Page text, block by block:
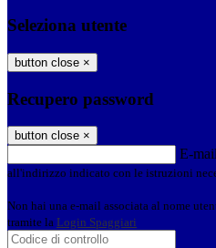
Seleziona utente
button close ×
Recupero password
button close ×
E-mail
all'indirizzo indicato con le istruzioni
Non hai una e-mail associata al nome
tramite la Login Spaggiari